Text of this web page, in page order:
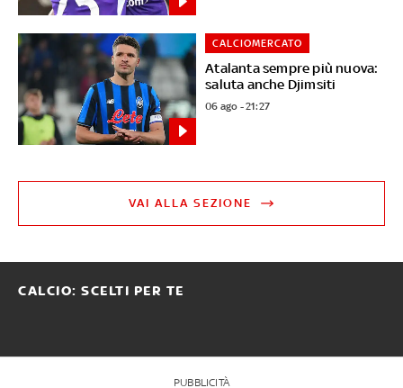
Atalanta sempre più nuova:
saluta anche Djimsiti
CALCIOMERCATO
06 ago - 21:27
VAI ALLA SEZIONE
CALCIO: SCELTI PER TE
PUBBLICITÀ